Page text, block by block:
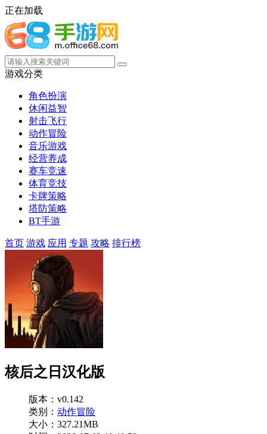
正在加载
游戏分类
角色扮演
休闲益智
射击飞行
动作冒险
音乐游戏
经营养成
赛车竞速
体育竞技
卡牌策略
塔防策略
BT手游
首页 游戏 应用 专题 攻略 排行榜
核后之日汉化版
版本：v0.142
类别： 动作冒险
大小：327.21MB